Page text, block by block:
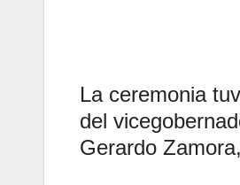
La ceremonia
del
Gerardo